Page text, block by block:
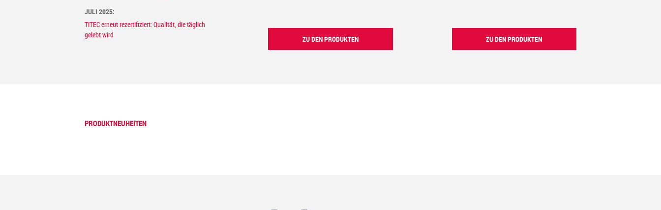
JULI 2025:
TiTEC erneut rezertifiziert: Qualität, die täglich
gelebt wird
ZU DEN PRODUKTEN ZU DEN PRODUKTEN
PRODUKTNEUHEITEN